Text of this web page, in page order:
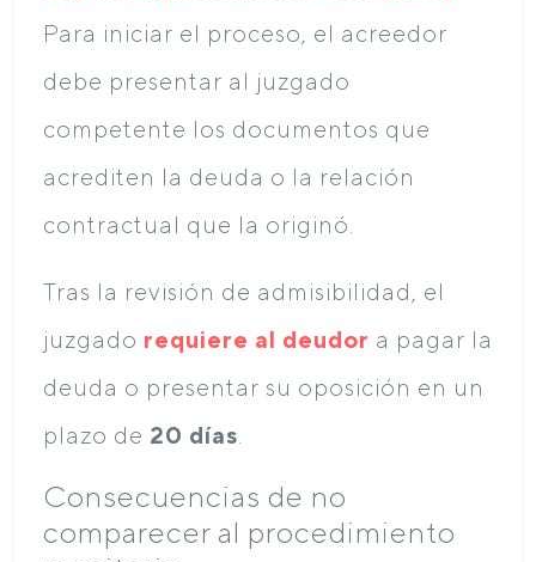
Para iniciar el proceso, el acreedor
debe presentar al juzgado
competente los documentos que
acrediten la deuda o la relación
contractual que la originó.
Tras la revisión de admisibilidad, el
juzgado requiere al deudor a pagar la
deuda o presentar su oposición en un
plazo de 20 días
Consecuencias de no
comparecer al procedimiento